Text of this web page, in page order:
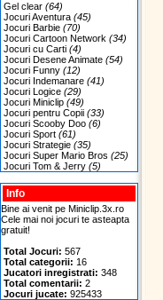
Gel clear (64)
Jocuri Aventura (45)
Jocuri Barbie (70)
Jocuri Cartoon Network (34)
Jocuri cu Carti (4)
Jocuri Desene Animate (54)
Jocuri Funny (12)
Jocuri Indemanare (41)
Jocuri Logice (29)
Jocuri Miniclip (49)
Jocuri pentru Copii (33)
Jocuri Scooby Doo (6)
Jocuri Sport (61)
Jocuri Strategie (35)
Jocuri Super Mario Bros (25)
Jocuri Tom & Jerry (5)
Info
Bine ai venit pe Miniclip.3x.ro
Cele mai noi jocuri te asteapta
gratuit!
Total Jocuri: 567
Total categorii: 16
Jucatori inregistrati: 348
Total comentarii: 2
Jocuri jucate: 925433